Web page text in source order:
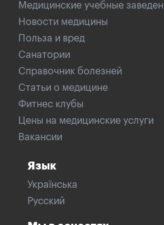
Медицинские учебные
Новости медицины
Польза и вред
Санатории
Справочник болезней
Статьи о медицине
Фитнес клубы
Цены на медицинские услуги
Вакансии
Язык
Українська
Русский